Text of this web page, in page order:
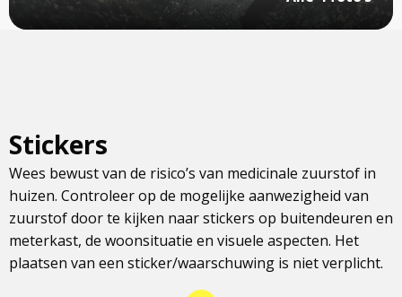
Stickers
Wees bewust van de risico’s van medicinale zuurstof in
huizen. Controleer op de mogelijke aanwezigheid van
zuurstof door te kijken naar stickers op buitendeuren en
meterkast, de woonsituatie en visuele aspecten. Het
plaatsen van een sticker/waarschuwing is niet verplicht.